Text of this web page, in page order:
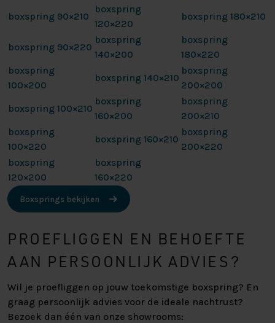
boxspring 90×210
boxspring
120×220
boxspring 180×210
boxspring 90×220
boxspring
140×200
boxspring
180×220
boxspring
100×200
boxspring 140×210
boxspring
200×200
boxspring 100×210
boxspring
160×200
boxspring
200×210
boxspring
100×220
boxspring 160×210
boxspring
200×220
boxspring
120×200
boxspring
160×220
Boxsprings bekijken
PROEFLIGGEN EN BEHOEFTE
AAN PERSOONLIJK ADVIES?
Wil je proefliggen op jouw toekomstige boxspring? En
graag persoonlijk advies voor de ideale nachtrust?
Bezoek dan één van onze showrooms: